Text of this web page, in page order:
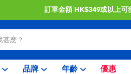
訂單金額 HK$349或以上可
品牌 年齡 優惠